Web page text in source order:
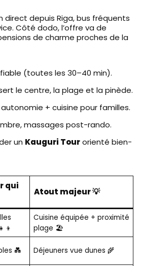
direct depuis Riga, bus fréquents
Côté dodo, l’offre va de
de charme proches de la
(toutes les 30–40 min).
le centre, la plage et la pinède.
+ cuisine pour familles.
massages post-rando.
un Kauguri Tourorienté bien-
qui
Atout majeur 💡
Cuisine équipée + proximité
plage 🏖️
💑 Déjeuners vue dunes 🌾